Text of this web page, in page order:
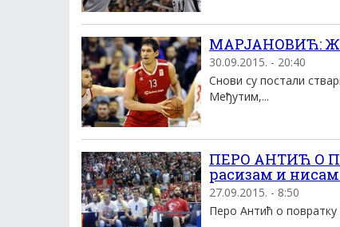
МАРЈАНОВИЋ:
30.09.2015. - 20:40
Снови су постали
Међутим,...
ПЕРО АНТИЋ О
расизам и
27.09.2015. - 8:50
Перо Антић о